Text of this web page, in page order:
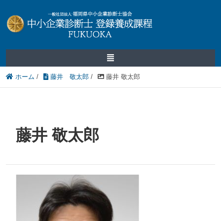
ホーム / 藤井 敬太郎 / 藤井 敬太郎
藤井 敬太郎